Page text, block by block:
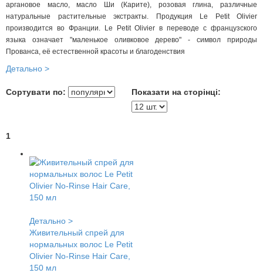
аргановое масло, масло Ши (Карите), розовая глина, различные
натуральные растительные экстракты. Продукция Le Petit Olivier
производится во Франции. Le Petit Olivier в переводе с французского
языка означает "маленькое оливковое дерево" - символ природы
Прованса, её естественной красоты и благоденствия
Детально >
Сортувати по: Показати на сторінці:
1
Детально >
Живительный спрей для
нормальных волос Le Petit
Olivier No-Rinse Hair Care,
150 мл